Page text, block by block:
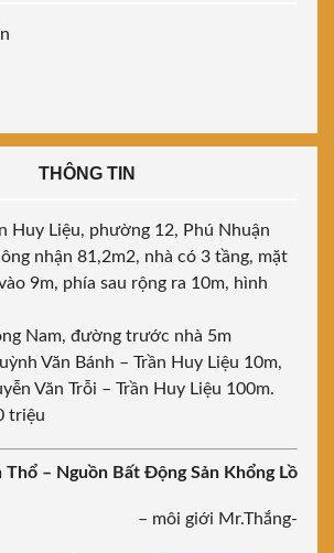
THÔNG TIN
Huy Liệu, phường 12, Phú Nhuận
nhận 81,2m2, nhà có 3 tầng, mặt
9m, phía sau rộng ra 10m, hình
Nam, đường trước nhà 5m
Văn Bánh – Trần Huy Liệu 10m,
Văn Trỗi – Trần Huy Liệu 100m.
triệu
– Nguồn Bất Động Sản Khổng Lồ
– môi giới Mr.Thắng-